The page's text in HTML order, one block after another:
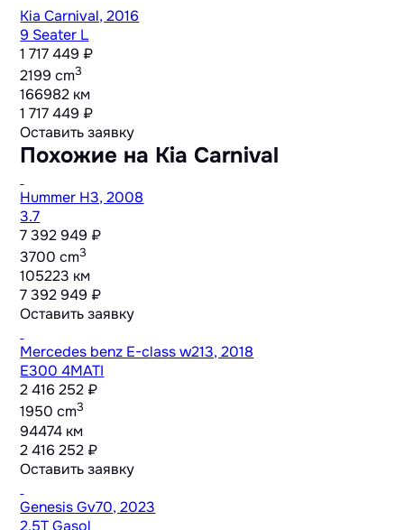
Kia Carnival, 2016
9 Seater L
1 717 449 ₽
2199 cm3
166982 км
1 717 449 ₽
Оставить заявку
Похожие на Kia Carnival
Hummer H3, 2008
3.7
7 392 949 ₽
3700 cm3
105223 км
7 392 949 ₽
Оставить заявку
Mercedes benz E-class w213, 2018
E300 4MATI
2 416 252 ₽
1950 cm3
94474 км
2 416 252 ₽
Оставить заявку
Genesis Gv70, 2023
2.5T Gasol